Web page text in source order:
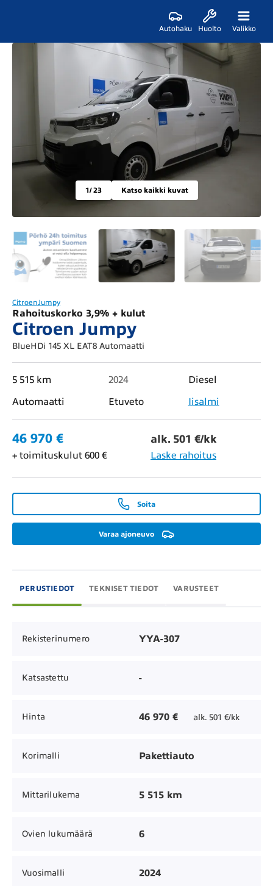
Autohaku Huolto Valikko
1/ 23 Katso kaikki kuvat
CitroenJumpy
Rahoituskorko 3,9% + kulut
Citroen Jumpy
BlueHDi 145 XL EAT8 Automaatti
5 515 km 2024
Diesel
Automaatti
Etuveto Iisalmi
46 970 € alk. 501 €/kk
+ toimituskulut 600 € Laske rahoitus
Soita
Varaa ajoneuvo
PERUSTIEDOT TEKNISET TIEDOT VARUSTEET
Rekisterinumero YYA-307
Katsastettu -
Hinta 46 970 € alk. 501 €/kk
Korimalli Pakettiauto
Mittarilukema 5 515 km
Ovien lukumäärä 6
Vuosimalli 2024